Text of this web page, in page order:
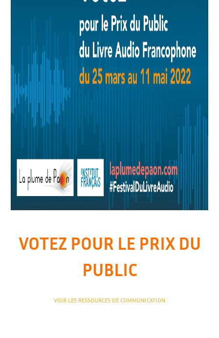
VOTEZ POUR LE PRIX DU
PUBLIC
VOIR LES RESSOURCES DE COMMUNICATION